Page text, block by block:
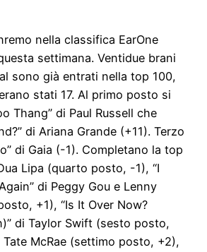
nella classifica EarOne
settimana. Ventidue brani
sono già entrati nella top 100,
stati 17. Al primo posto si
Thang” di Paul Russell che
di Ariana Grande (+11). Terzo
di Gaia (-1). Completano la top
Lipa (quarto posto, -1), “I
di Peggy Gou e Lenny
+1), “Is It Over Now?
di Taylor Swift (sesto posto,
Tate McRae (settimo posto, +2),